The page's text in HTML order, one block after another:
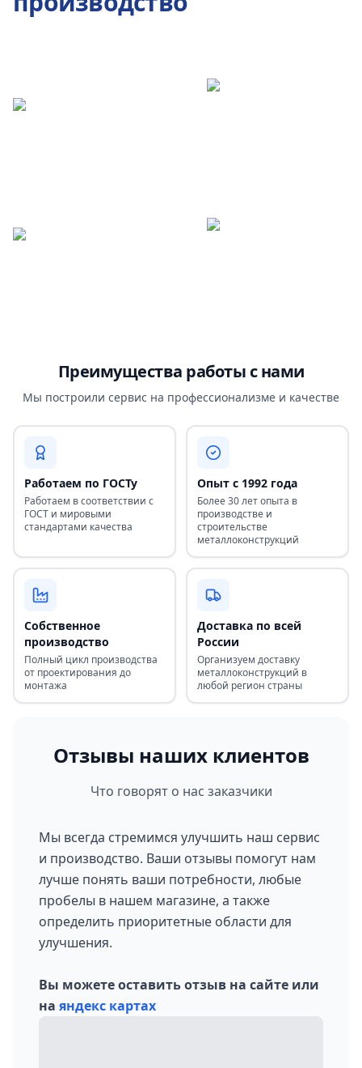
Преимущества работы с нами
Мы построили сервис на профессионализме и качестве
Работаем по ГОСТу
Работаем в соответствии с
ГОСТ и мировыми
стандартами качества
Опыт с 1992 года
Более 30 лет опыта в
производстве и
строительстве
металлоконструкций
Собственное
производство
Полный цикл производства
от проектирования до
монтажа
Доставка по всей
России
Организуем доставку
металлоконструкций в
любой регион страны
Отзывы наших клиентов
Что говорят о нас заказчики
Мы всегда стремимся улучшить наш сервис
и производство. Ваши отзывы помогут нам
лучше понять ваши потребности, любые
пробелы в нашем магазине, а также
определить приоритетные области для
улучшения.
Вы можете оставить отзыв на сайте или
на яндекс картах